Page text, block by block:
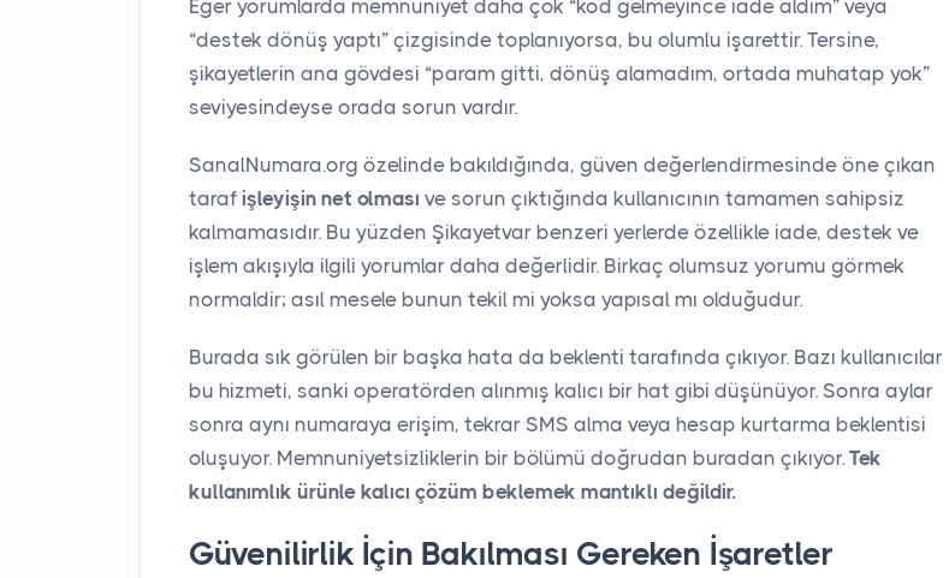
Eğer yorumlarda memnuniyet daha çok “kod gelmeyince iade aldım” veya
“destek dönüş yaptı” çizgisinde toplanıyorsa, bu olumlu işarettir. Tersine,
şikayetlerin ana gövdesi “param gitti, dönüş alamadım, ortada muhatap yok”
seviyesindeyse orada sorun vardır.
SanalNumara.org özelinde bakıldığında, güven değerlendirmesinde öne çıkan
taraf işleyişin net olması ve sorun çıktığında kullanıcının tamamen sahipsiz
kalmamasıdır. Bu yüzden Şikayetvar benzeri yerlerde özellikle iade, destek ve
işlem akışıyla ilgili yorumlar daha değerlidir. Birkaç olumsuz yorumu görmek
normaldir; asıl mesele bunun tekil mi yoksa yapısal mı olduğudur.
Burada sık görülen bir başka hata da beklenti tarafında çıkıyor. Bazı kullanıcılar
bu hizmeti, sanki operatörden alınmış kalıcı bir hat gibi düşünüyor. Sonra aylar
sonra aynı numaraya erişim, tekrar SMS alma veya hesap kurtarma beklentisi
oluşuyor. Memnuniyetsizliklerin bir bölümü doğrudan buradan çıkıyor. Tek
kullanımlık ürünle kalıcı çözüm beklemek mantıklı değildir.
Güvenilirlik İçin Bakılması Gereken İşaretler